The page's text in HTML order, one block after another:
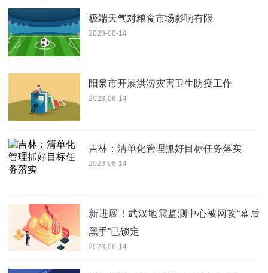
极端天气对粮食市场影响有限
2023-08-14
阳泉市开展洪涝灾害卫生防疫工作
2023-08-14
吉林：清单化管理抓好目标任务落实
2023-08-14
新进展！武汉地震监测中心被网攻“幕后
黑手”已锁定
2023-08-14